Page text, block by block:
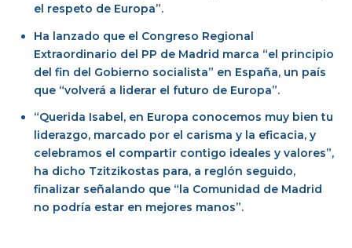
el respeto de Europa”.
Ha lanzado que el Congreso Regional
Extraordinario del PP de Madrid marca “el principio
del fin del Gobierno socialista” en España, un país
que “volverá a liderar el futuro de Europa”.
“Querida Isabel, en Europa conocemos muy bien tu
liderazgo, marcado por el carisma y la eficacia, y
celebramos el compartir contigo ideales y valores”,
ha dicho Tzitzikostas para, a reglón seguido,
finalizar señalando que “la Comunidad de Madrid
no podría estar en mejores manos”.